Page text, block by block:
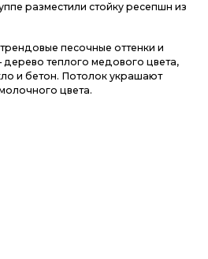
разместили стойку ресепшн из
песочные оттенки и
дерево теплого медового цвета,
и бетон. Потолок украшают
цвета.